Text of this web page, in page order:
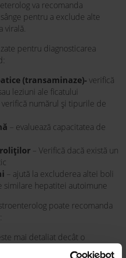
va recomanda
pentru a exclude alte
virală.
pentru diagnosticarea
(transaminaze)-verifică
leziuni ale ficatului
verifică numărul și tipurile de
– evaluează capacitatea de
– Verifică dacă există un
– ajută la excluderea altei boli
similare hepatitei autoimune
poate recomanda
mai detaliat decât o
atât raze X, cât și